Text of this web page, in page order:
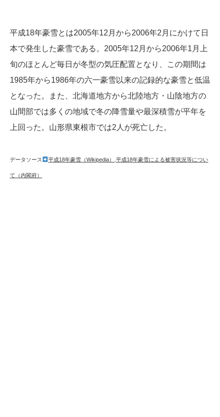
平成18年豪雪とは2005年12月から2006年2月にかけて日
本で発生した豪雪である。2005年12月から2006年1月上
旬のほとんど毎日が冬型の気圧配置となり、この期間は
1985年から1986年の六一豪雪以来の記録的な豪雪と低温
となった。また、北海道地方から北陸地方・山陰地方の
山間部では多くの地域で冬の降雪量や最深積雪が平年を
上回った。山形県東根市では2人が死亡した。
データソース 平成18年豪雪（Wikipedia） ,平成18年豪雪による被害状況等につい
て（内閣府）